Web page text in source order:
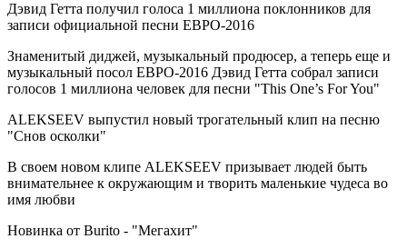
Дэвид Гетта получил голоса 1 миллиона поклонников для
записи официальной песни ЕВРО-2016
Знаменитый диджей, музыкальный продюсер, а теперь еще и
музыкальный посол ЕВРО-2016 Дэвид Гетта собрал записи
голосов 1 миллиона человек для песни "This One’s For You"
ALEKSEEV выпустил новый трогательный клип на песню
"Снов осколки"
В своем новом клипе ALEKSEEV призывает людей быть
внимательнее к окружающим и творить маленькие чудеса во
имя любви
Новинка от Burito - "Мегахит"